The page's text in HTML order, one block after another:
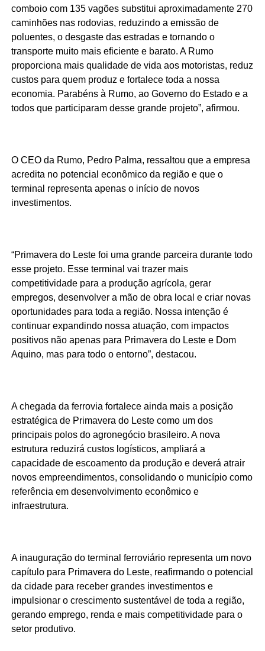
comboio com 135 vagões substitui aproximadamente 270
caminhões nas rodovias, reduzindo a emissão de
poluentes, o desgaste das estradas e tornando o
transporte muito mais eficiente e barato. A Rumo
proporciona mais qualidade de vida aos motoristas, reduz
custos para quem produz e fortalece toda a nossa
economia. Parabéns à Rumo, ao Governo do Estado e a
todos que participaram desse grande projeto”, afirmou.
O CEO da Rumo, Pedro Palma, ressaltou que a empresa
acredita no potencial econômico da região e que o
terminal representa apenas o início de novos
investimentos.
“Primavera do Leste foi uma grande parceira durante todo
esse projeto. Esse terminal vai trazer mais
competitividade para a produção agrícola, gerar
empregos, desenvolver a mão de obra local e criar novas
oportunidades para toda a região. Nossa intenção é
continuar expandindo nossa atuação, com impactos
positivos não apenas para Primavera do Leste e Dom
Aquino, mas para todo o entorno”, destacou.
A chegada da ferrovia fortalece ainda mais a posição
estratégica de Primavera do Leste como um dos
principais polos do agronegócio brasileiro. A nova
estrutura reduzirá custos logísticos, ampliará a
capacidade de escoamento da produção e deverá atrair
novos empreendimentos, consolidando o município como
referência em desenvolvimento econômico e
infraestrutura.
A inauguração do terminal ferroviário representa um novo
capítulo para Primavera do Leste, reafirmando o potencial
da cidade para receber grandes investimentos e
impulsionar o crescimento sustentável de toda a região,
gerando emprego, renda e mais competitividade para o
setor produtivo.